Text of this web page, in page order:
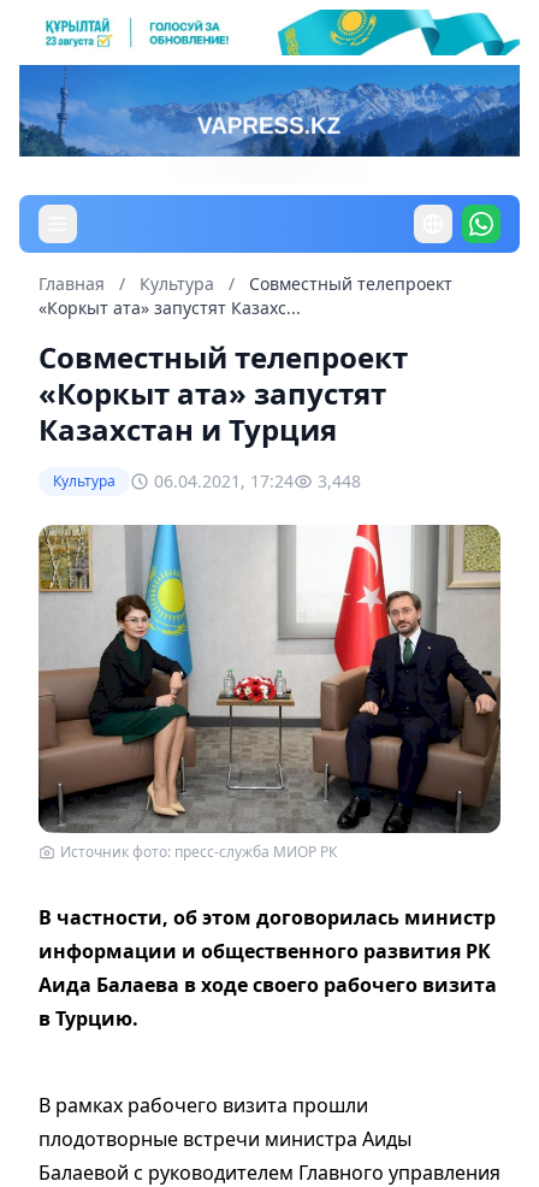
Главная / Культура /
Совместный телепроект
«Коркыт ата» запустят Казахс...
Совместный телепроект
«Коркыт ата» запустят
Казахстан и Турция
Культура 06.04.2021, 17:24 3,448
Источник фото: пресс-служба МИОР РК
В частности, об этом договорилась министр
информации и общественного развития РК
Аида Балаева в ходе своего рабочего визита
в Турцию.
В рамках рабочего визита прошли
плодотворные встречи министра Аиды
Балаевой с руководителем Главного управления